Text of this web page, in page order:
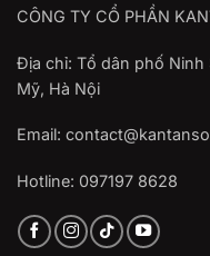
CÔNG TY CỔ PHẦN
Địa chỉ: Tổ dân phố
Mỹ, Hà Nội
Email:
Hotline: 097197 8628